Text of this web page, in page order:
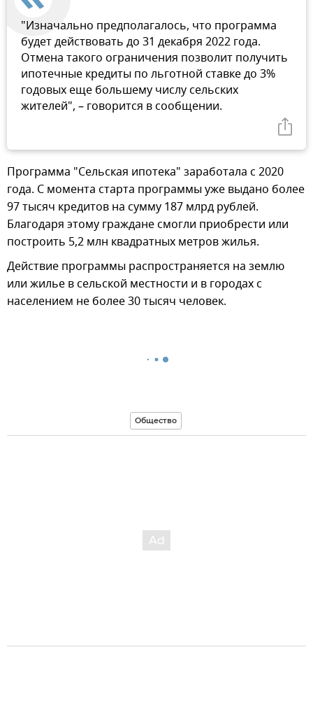
"Изначально предполагалось, что программа
будет действовать до 31 декабря 2022 года.
Отмена такого ограничения позволит получить
ипотечные кредиты по льготной ставке до 3%
годовых еще большему числу сельских
жителей", – говорится в сообщении.
Программа "Сельская ипотека" заработала с 2020
года. С момента старта программы уже выдано более
97 тысяч кредитов на сумму 187 млрд рублей.
Благодаря этому граждане смогли приобрести или
построить 5,2 млн квадратных метров жилья.
Действие программы распространяется на землю
или жилье в сельской местности и в городах с
населением не более 30 тысяч человек.
Общество